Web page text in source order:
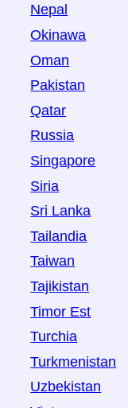
Nepal
Okinawa
Oman
Pakistan
Qatar
Russia
Singapore
Siria
Sri Lanka
Tailandia
Taiwan
Tajikistan
Timor Est
Turchia
Turkmenistan
Uzbekistan